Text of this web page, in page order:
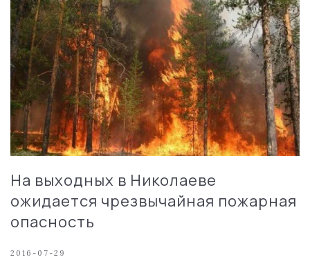
На выходных в Николаеве
ожидается чрезвычайная пожарная
опасность
2016-07-29